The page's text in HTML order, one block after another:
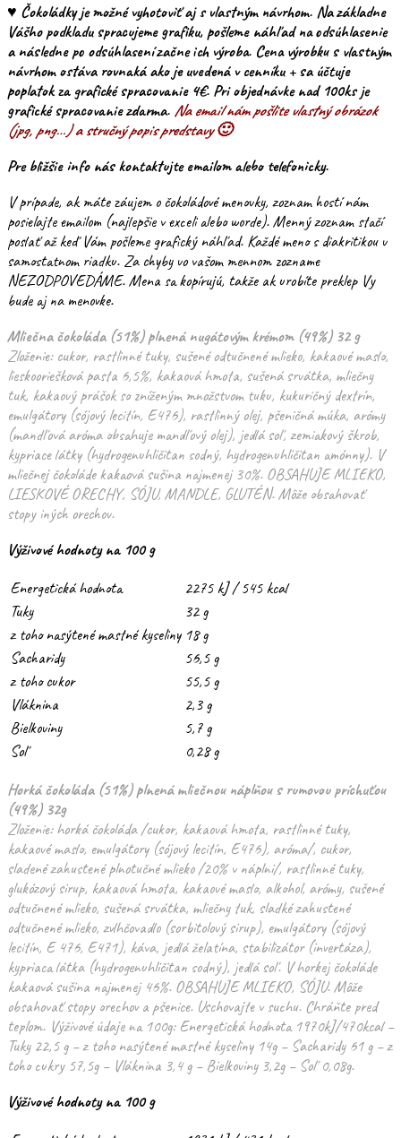
♥ Čokoládky je možné vyhotoviť aj s vlastným návrhom. Na základne
Vášho podkladu spracujeme grafiku, pošleme náhľad na odsúhlasenie
a následne po odsúhlasení začne ich výroba. Cena výrobku s vlastným
návrhom ostáva rovnaká ako je uvedená v cenníku + sa účtuje
poplatok za grafické spracovanie 4€. Pri objednávke nad 100ks je
grafické spracovanie zdarma. Na email nám pošlite vlastný obrázok
(jpg, png…) a stručný popis predstavy 🙂
Pre bližšie info nás kontaktujte emailom alebo telefonicky.
V prípade, ak máte záujem o čokoládové menovky, zoznam hostí nám
posielajte emailom (najlepšie v exceli alebo worde). Menný zoznam stačí
poslať až keď Vám pošleme grafický náhľad. Každé meno s diakritikou v
samostatnom riadku. Za chyby vo vašom mennom zozname
NEZODPOVEDÁME. Mena sa kopírujú, takže ak urobíte preklep Vy
bude aj na menovke.
Mliečna čokoláda (51%) plnená nugátovým krémom (49%) 32 g
Zloženie: cukor, rastlinné tuky, sušené odtučnené mlieko, kakaové maslo,
lieskooriešková pasta 6,5%, kakaová hmota, sušená srvátka, mliečny
tuk, kakaový prášok so zníženým množstvom tuku, kukuričný dextrín,
emulgátory (sójový lecitín, E476), rastlinný olej, pšeničná múka, arómy
(mandľová aróma obsahuje mandľový olej), jedlá soľ, zemiakový škrob,
kypriace látky (hydrogenuhličitan sodný, hydrogenuhličitan amónny). V
mliečnej čokoláde kakaová sušina najmenej 30%. OBSAHUJE MLIEKO,
LIESKOVÉ ORECHY, SÓJU, MANDLE, GLUTÉN. Môže obsahovať
stopy iných orechov.
Výživové hodnoty na 100 g
Energetická hodnota
2275 kJ / 545 kcal
Tuky
32 g
z toho nasýtené mastné kyseliny 18 g
Sacharidy
56,5 g
z toho cukor
55,5 g
Vláknina
2,3 g
Bielkoviny
5,7 g
Soľ
0,28 g
Horká čokoláda (51%) plnená mliečnou náplňou s rumovou príchuťou
(49%) 32g
Zloženie: horká čokoláda /cukor, kakaová hmota, rastlinné tuky,
kakaové maslo, emulgátory (sójový lecitín, E476), aróma/, cukor,
sladené zahustené plnotučné mlieko /20% v náplni/, rastlinné tuky,
glukózový sirup, kakaová hmota, kakaové maslo, alkohol, arómy, sušené
odtučnené mlieko, sušená srvátka, mliečny tuk, sladké zahustené
odtučnené mlieko, zvlhčovadlo (sorbitolový sirup), emulgátory (sójový
lecitín, E 476, E471), káva, jedlá želatína, stabilizátor (invertáza),
kypriaca látka (hydrogenuhličitan sodný), jedlá soľ. V horkej čokoláde
kakaová sušina najmenej 46%. OBSAHUJE MLIEKO, SÓJU. Môže
obsahovať stopy orechov a pšenice. Uschovajte v suchu. Chráňte pred
teplom. Výživové údaje na 100g: Energetická hodnota 1970kJ/470kcal –
Tuky 22,5 g – z toho nasýtené mastné kyseliny 14g – Sacharidy 61 g – z
toho cukry 57,5g – Vláknina 3,4 g – Bielkoviny 3,2g – Soľ 0,08g.
Výživové hodnoty na 100 g